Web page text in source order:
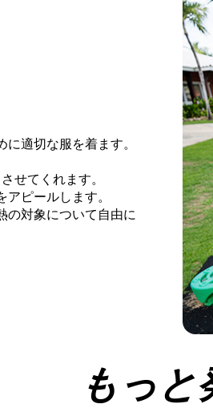
適切な服を着ます。
せてくれます。
ピールします。
の対象について自由に
もっと